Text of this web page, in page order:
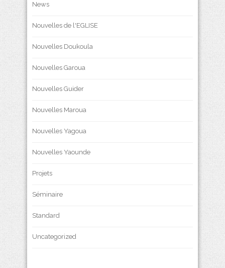
News
Nouvelles de l'EGLISE
Nouvelles Doukoula
Nouvelles Garoua
Nouvelles Guider
Nouvelles Maroua
Nouvelles Yagoua
Nouvelles Yaounde
Projets
Séminaire
Standard
Uncategorized